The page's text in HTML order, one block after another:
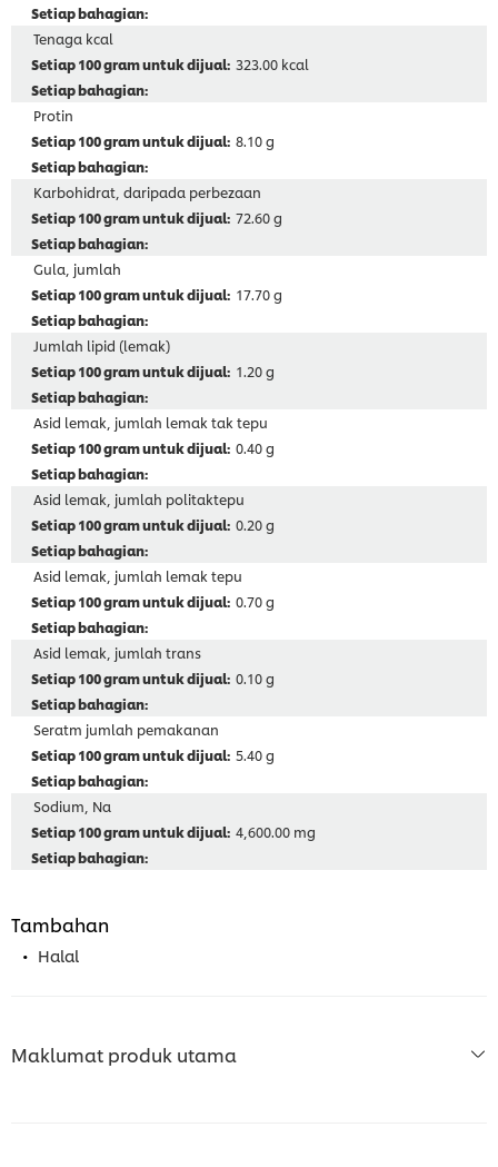
Tenaga kcal
323.00 kcal
Protin
8.10 g
Karbohidrat, daripada perbezaan
72.60 g
Gula, jumlah
17.70 g
Jumlah lipid (lemak)
1.20 g
Asid lemak, jumlah lemak tak tepu
0.40 g
Asid lemak, jumlah politaktepu
0.20 g
Asid lemak, jumlah lemak tepu
0.70 g
Asid lemak, jumlah trans
0.10 g
Seratm jumlah pemakanan
5.40 g
Sodium, Na
4,600.00 mg
Tambahan
Halal
Maklumat produk utama